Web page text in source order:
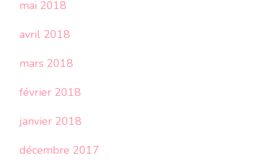
mai 2018
avril 2018
mars 2018
février 2018
janvier 2018
décembre 2017